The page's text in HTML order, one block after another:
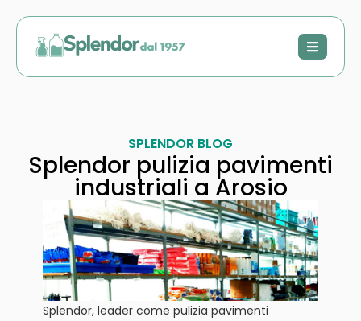
SPLENDOR BLOG
Splendor pulizia pavimenti
industriali a Arosio
Splendor, leader come pulizia pavimenti